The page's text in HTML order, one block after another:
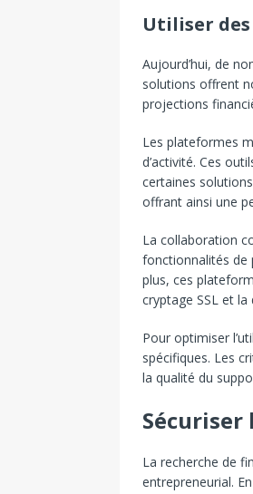
Utiliser
Aujourd’hui, de
solutions offrent
projections
Les plateformes
d’activité. Ces
certaines
offrant ainsi une
La collaboration
fonctionnalités de
plus, ces
cryptage SSL et
Pour optimiser
spécifiques. Les
la qualité du
La recherche de
entrepreneurial.